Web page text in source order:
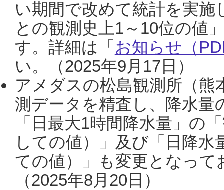
い期間で改めて統計を実
との観測史上1～10位の値
す。詳細は「 お知らせ（
い。（2025年9月17日）
アメダスの松島観測所（熊
測データを精査し、降水
「日最大1時間降水量」の
しての値）」及び「日降
ての値）」も変更となっ
（2025年8月20日）